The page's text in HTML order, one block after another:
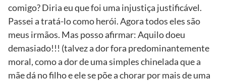
comigo? Diria eu que foi uma injustiça justificável.
Passei a tratá-lo como herói. Agora todos eles são
meus irmãos. Mas posso afirmar: Aquilo doeu
demasiado!!! (talvez a dor fora predominantemente
moral, como a dor de uma simples chinelada que a
mãe dá no filho e ele se põe a chorar por mais de uma